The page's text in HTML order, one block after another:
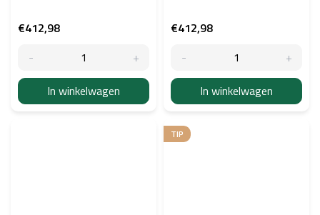
€412,98
In winkelwagen
€412,98
In winkelwagen
TIP